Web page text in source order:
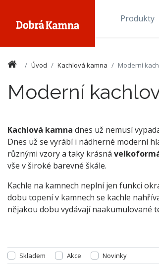
Produkty
Úvod Kachlová kamna Moderní
Moderní
Kachlová kamna dnes už nemusí
Dnes už se vyrábí i nádherné moderní
různými vzory a taky krásná
vše v široké barevné škále.
Kachle na kamnech neplní jen funkci
dobu topení v kamnech se kachle
nějakou dobu vydávají naakumulované
Skladem Akce Novinky